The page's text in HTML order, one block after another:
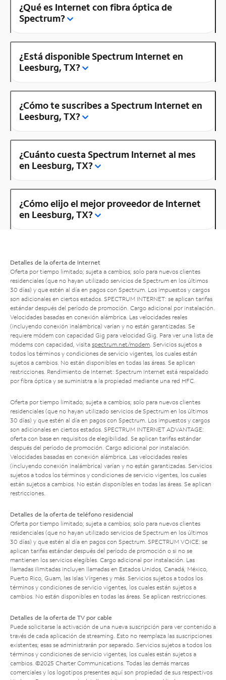
¿Qué es Internet con fibra óptica de
Spectrum?
¿Está disponible Spectrum Internet en
Leesburg, TX?
¿Cómo te suscribes a Spectrum Internet en
Leesburg, TX?
¿Cuánto cuesta Spectrum Internet al mes
en Leesburg, TX?
¿Cómo elijo el mejor proveedor de Internet
en Leesburg, TX?
Detalles de la oferta de Internet
Oferta por tiempo limitado; sujeta a cambios; solo para nuevos clientes
residenciales (que no hayan utilizado servicios de Spectrum en los últimos
30 días) y que estén al día en pagos con Spectrum. Los impuestos y cargos
son adicionales en ciertos estados. SPECTRUM INTERNET: se aplican tarifas
estándar después del período de promoción. Cargo adicional por instalación.
Velocidades basadas en conexión alámbrica. Las velocidades reales
(incluyendo conexión inalámbrica) varían y no están garantizadas. Se
requiere módem con capacidad Gig para velocidad Gig. Para ver una lista de
módems con capacidad, visita spectrum.net/modem . Servicios sujetos a
todos los términos y condiciones de servicio vigentes, los cuales están
sujetos a cambios. No están disponibles en todas las áreas. Se aplican
restricciones. Rendimiento de Internet: Spectrum Internet está respaldado
por fibra óptica y se suministra a la propiedad mediante una red HFC.
Oferta por tiempo limitado; sujeta a cambios; solo para nuevos clientes
residenciales (que no hayan utilizado servicios de Spectrum en los últimos
30 días) y que estén al día en pagos con Spectrum. Los impuestos y cargos
son adicionales en ciertos estados. SPECTRUM INTERNET ADVANTAGE:
oferta con base en requisitos de elegibilidad. Se aplican tarifas estándar
después del período de promoción. Cargo adicional por instalación.
Velocidades basadas en conexión alámbrica. Las velocidades reales
(incluyendo conexión inalámbrica) varían y no están garantizadas. Servicios
sujetos a todos los términos y condiciones de servicio vigentes, los cuales
están sujetos a cambios. No están disponibles en todas las áreas. Se aplican
restricciones.
Detalles de la oferta de teléfono residencial
Oferta por tiempo limitado; sujeta a cambios; solo para nuevos clientes
residenciales (que no hayan utilizado servicios de Spectrum en los últimos
30 días) y que estén al día en pagos con Spectrum. SPECTRUM VOICE: se
aplican tarifas estándar después del período de promoción o si no se
mantienen los servicios elegibles. Cargo adicional por instalación. Las
llamadas ilimitadas incluyen llamadas en Estados Unidos, Canadá, México,
Puerto Rico, Guam, las Islas Vírgenes y más. Servicios sujetos a todos los
términos y condiciones de servicio vigentes, los cuales están sujetos a
cambios. No están disponibles en todas las áreas. Se aplican restricciones.
Detalles de la oferta de TV por cable
Puede solicitarse la activación de una nueva suscripción para ver contenido a
través de cada aplicación de streaming. Esto no reemplaza las suscripciones
existentes; esas se administrarán por separado. Servicios sujetos a todos los
términos y condiciones de servicio vigentes, los cuales están sujetos a
cambios. ©2025 Charter Communications. Todas las demás marcas
comerciales y los logotipos presentes aquí son propiedad de sus respectivos